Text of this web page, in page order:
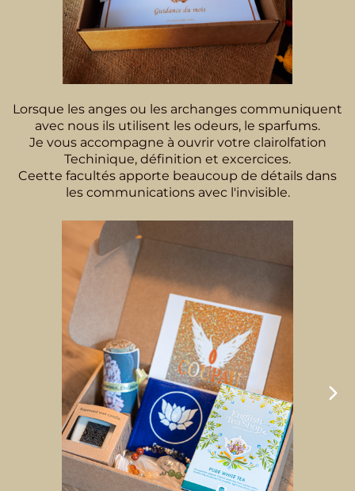
Lorsque les anges ou les archanges communiquent
avec nous ils utilisent les odeurs, le sparfums.
Je vous accompagne à ouvrir votre clairolfation
Techinique, définition et excercices.
Ceette facultés apporte beaucoup de détails dans
les communications avec l'invisible.